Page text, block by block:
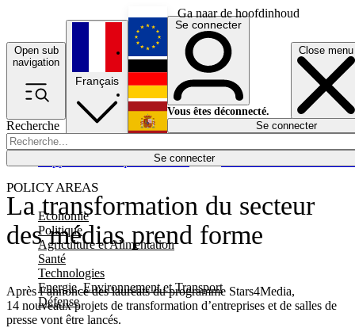
Ga naar de hoofdinhoud
Open sub
navigation
Close menu
Recherche
Se connecter
POLICY AREAS
Economie
Politique
Agriculture et Alimentation
Santé
Technologies
Energie, Environnement et Transport
Défense
Économie
Français
English
Deutsch
Español
Se connecter
Vous êtes déconnecté.
Se connecter
La transformation du secteur
des médias prend forme
Après l’annonce des lauréats du programme Stars4Media,
14 nouveaux projets de transformation d’entreprises et de salles de
presse vont être lancés.